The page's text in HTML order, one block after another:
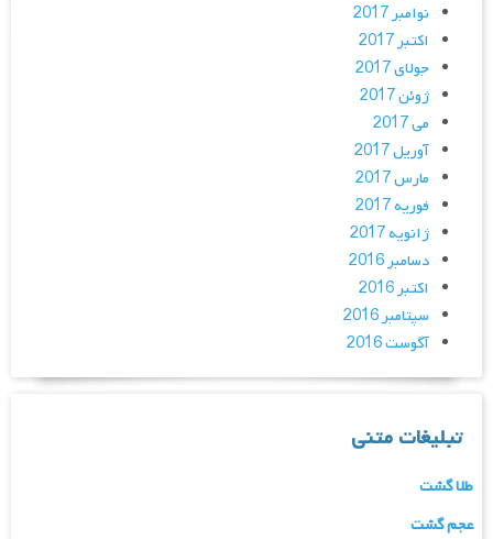
نوامبر 2017
اکتبر 2017
جولای 2017
ژوئن 2017
می 2017
آوریل 2017
مارس 2017
فوریه 2017
ژانویه 2017
دسامبر 2016
اکتبر 2016
سپتامبر 2016
آگوست 2016
تبلیغات متنی
طلا گشت
عجم گشت